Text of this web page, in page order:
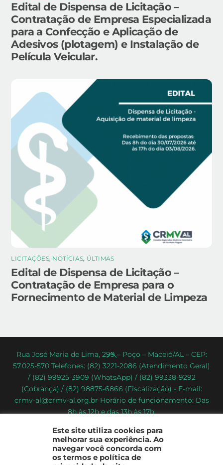
Edital de Dispensa de Licitação –
Contratação de Empresa Especializada
para a Confecção e Aplicação de
Adesivos (plotagem) e Instalação de
Película Veicular.
LICITAÇÕES, NOTÍCIAS, ÚLTIMAS
Edital de Dispensa de Licitação –
Contratação de Empresa para o
Fornecimento de Material de Limpeza
Back
To
Top
Rua José Maria de Lima, 299 – Poço – Maceió/AL – CEP:
57.025-570 Telefones: (82) 3221-2086 (Atendimento Geral)
/ (82) 99925-3909 (WhatsApp) / (82) 99338-9292
(Cobrança) / (82) 98875-6866 (Fiscalização) - E-mail:
crmv-al@crmv-al.org.br Horário de funcionamento: Das
8h às 12h e das 13h às 17h.
Estado de Alagoas
2022 - © Todos os direitos reservados
Este site utiliza cookies para
melhorar sua experiência. Ao
navegar você concorda com
os termos e política de